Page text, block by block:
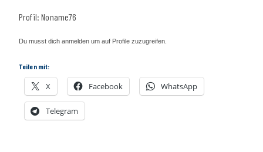
hier:
Profil: Noname76
Du musst dich anmelden um auf Profile zuzugreifen.
Teilen mit:
X Facebook WhatsApp
Telegram